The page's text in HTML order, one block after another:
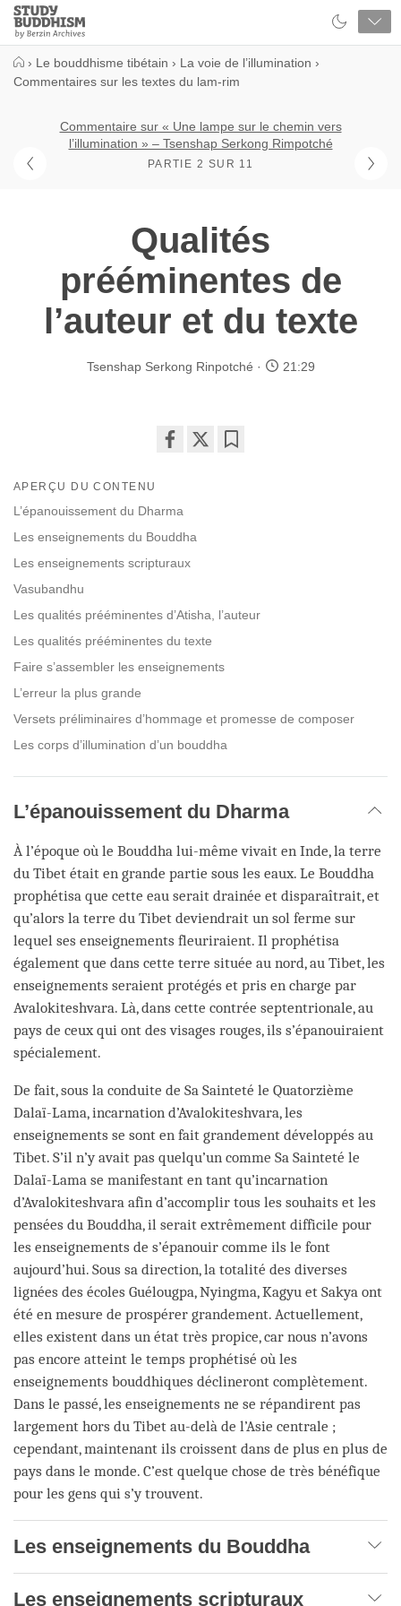
Close
Study
Buddhism
› Le bouddhisme tibétain › La voie de l’illumination ›
Commentaires sur les textes du lam-rim
Commentaire sur « Une lampe sur le chemin vers
l’illumination » – Tsenshap Serkong Rimpotché
PARTIE 2 SUR 11
Qualités
prééminentes de
l’auteur et du texte
Tsenshap Serkong Rinpotché 21:29
APERÇU DU CONTENU
L’épanouissement du Dharma
Les enseignements du Bouddha
Les enseignements scripturaux
Vasubandhu
Les qualités prééminentes d’Atisha, l’auteur
Les qualités prééminentes du texte
Faire s’assembler les enseignements
L’erreur la plus grande
Versets préliminaires d’hommage et promesse de composer
Les corps d’illumination d’un bouddha
L’épanouissement du Dharma
À l’époque où le Bouddha lui-même vivait en Inde, la terre
du Tibet était en grande partie sous les eaux. Le Bouddha
prophétisa que cette eau serait drainée et disparaîtrait, et
qu’alors la terre du Tibet deviendrait un sol ferme sur
lequel ses enseignements fleuriraient. Il prophétisa
également que dans cette terre située au nord, au Tibet, les
enseignements seraient protégés et pris en charge par
Avalokiteshvara. Là, dans cette contrée septentrionale, au
pays de ceux qui ont des visages rouges, ils s’épanouiraient
spécialement.
De fait, sous la conduite de Sa Sainteté le Quatorzième
Dalaï-Lama, incarnation d’Avalokiteshvara, les
enseignements se sont en fait grandement développés au
Tibet. S’il n’y avait pas quelqu’un comme Sa Sainteté le
Dalaï-Lama se manifestant en tant qu’incarnation
d’Avalokiteshvara afin d’accomplir tous les souhaits et les
pensées du Bouddha, il serait extrêmement difficile pour
les enseignements de s’épanouir comme ils le font
aujourd’hui. Sous sa direction, la totalité des diverses
lignées des écoles Guélougpa, Nyingma, Kagyu et Sakya ont
été en mesure de prospérer grandement. Actuellement,
elles existent dans un état très propice, car nous n’avons
pas encore atteint le temps prophétisé où les
enseignements bouddhiques déclineront complètement.
Dans le passé, les enseignements ne se répandirent pas
largement hors du Tibet au-delà de l’Asie centrale ;
cependant, maintenant ils croissent dans de plus en plus de
pays dans le monde. C’est quelque chose de très bénéfique
pour les gens qui s’y trouvent.
Les enseignements du Bouddha
Les enseignements scripturaux